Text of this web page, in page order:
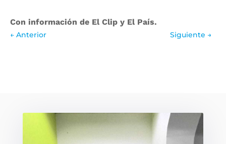
Con información de El Clip y El País.
← Anterior Siguiente →